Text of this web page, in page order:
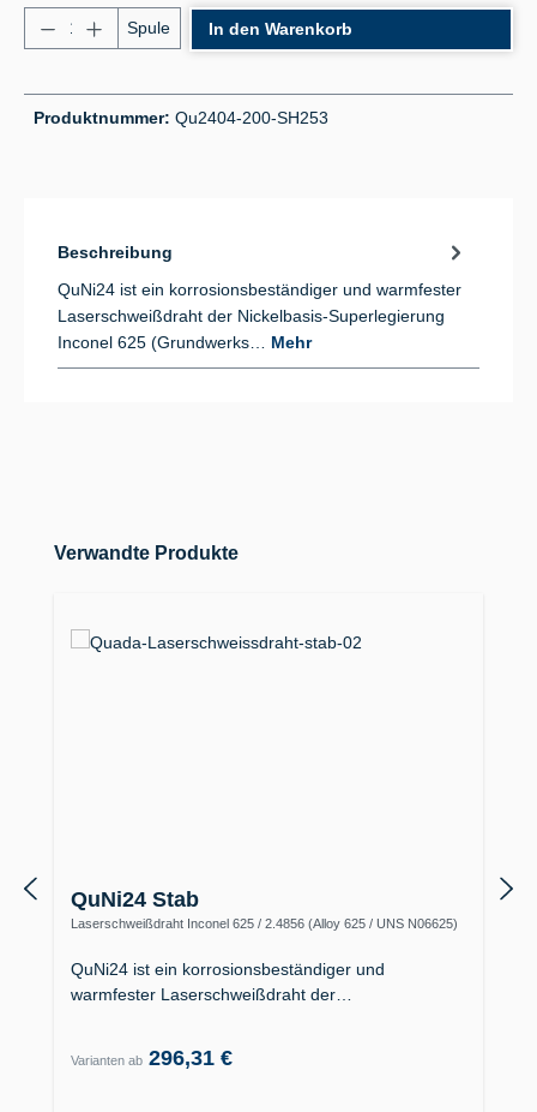
Produkt Anzahl: Gib den gewünschten Wert ein
Spule In den Warenkorb
Produktnummer: Qu2404-200-SH253
Beschreibung
QuNi24 ist ein korrosionsbeständiger und warmfester
Laserschweißdraht der Nickelbasis-Superlegierung
Inconel 625 (Grundwerks… Mehr
Produktgalerie überspringen
Verwandte Produkte
QuNi24 Stab
Laserschweißdraht Inconel 625 / 2.4856 (Alloy 625 / UNS N06625)
QuNi24 ist ein korrosionsbeständiger und
warmfester Laserschweißdraht der…
Varianten ab 296,31 €